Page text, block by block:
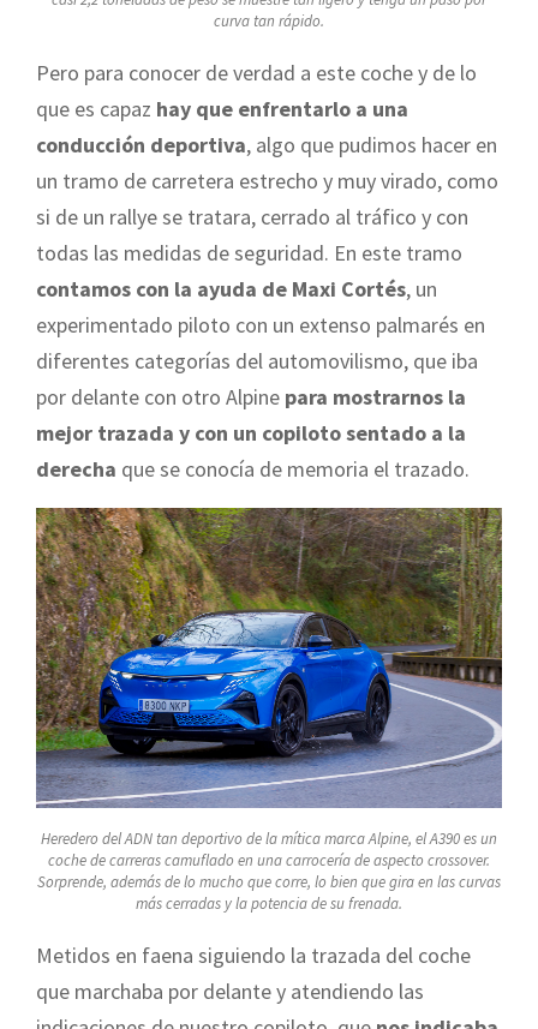
curva tan rápido.
Pero para conocer de verdad a este coche y de lo
que es capaz hay que enfrentarlo a una
conducción deportiva, algo que pudimos hacer en
un tramo de carretera estrecho y muy virado, como
si de un rallye se tratara, cerrado al tráfico y con
todas las medidas de seguridad. En este tramo
contamos con la ayuda de Maxi Cortés, un
experimentado piloto con un extenso palmarés en
diferentes categorías del automovilismo, que iba
por delante con otro Alpine para mostrarnos la
mejor trazada y con un copiloto sentado a la
derecha que se conocía de memoria el trazado.
Heredero del ADN tan deportivo de la mítica marca Alpine, el A390 es un
coche de carreras camuflado en una carrocería de aspecto crossover.
Sorprende, además de lo mucho que corre, lo bien que gira en las curvas
más cerradas y la potencia de su frenada.
Metidos en faena siguiendo la trazada del coche
que marchaba por delante y atendiendo las